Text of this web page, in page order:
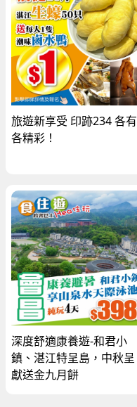
旅遊新享受 印跡234 各有
各精彩！
深度舒適康養遊-和君小
鎮、湛江特呈島，中秋呈
獻送金九月餅